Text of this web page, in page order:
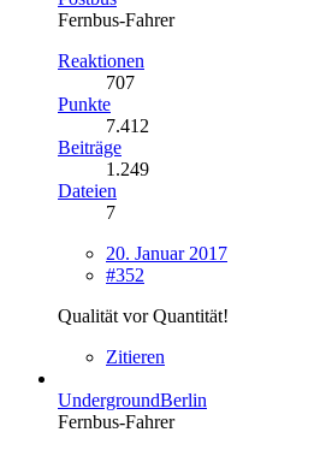
Fernbus-Fahrer
Reaktionen
707
Punkte
7.412
Beiträge
1.249
Dateien
7
20. Januar 2017
#352
Qualität vor Quantität!
Zitieren
UndergroundBerlin
Fernbus-Fahrer